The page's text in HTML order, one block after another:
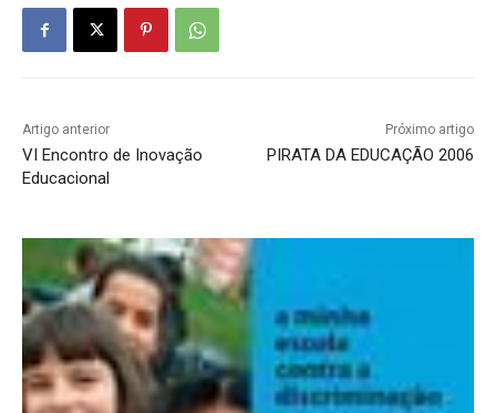
Artigo anterior
VI Encontro de Inovação
Educacional
Próximo artigo
PIRATA DA EDUCAÇÃO 2006